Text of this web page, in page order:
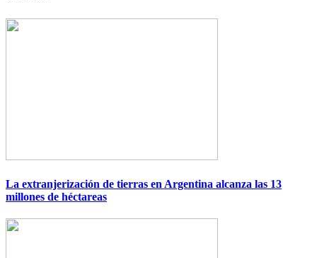
Imagen
La extranjerización de tierras en Argentina alcanza las 13
millones de héctareas
Imagen